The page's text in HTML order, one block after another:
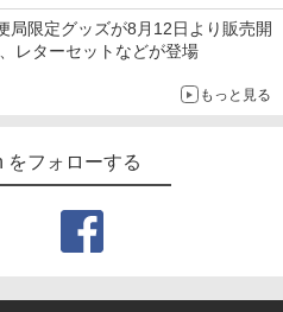
キャスター8個セット レーシ
ピット レースゲーム]
庫僅少、次回納期未定 任天堂
つの森amiiboカード 第1弾 1パッ
」を使用した超大型チーズバーガー
局限定グッズが8月12日より販売開
レターセットなどが登場
もっと見る
をフォローする